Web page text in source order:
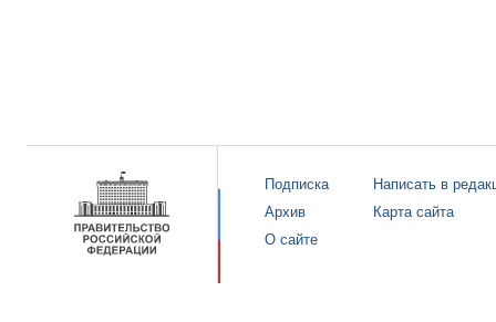
Подписка
Архив
О сайте
Написать в
Карта сайта